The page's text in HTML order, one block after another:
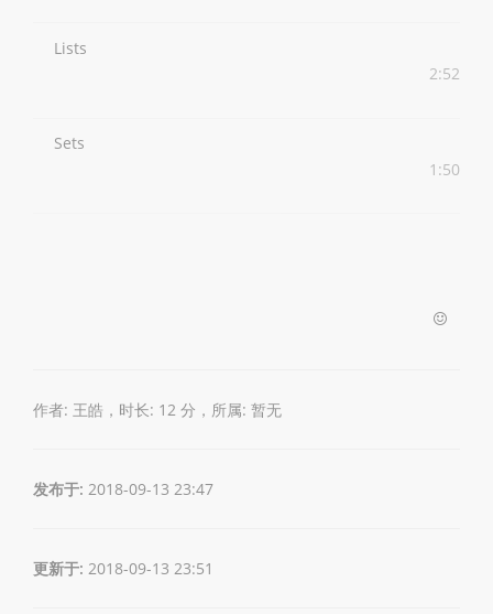
Lists
2:52
Sets
1:50
作者: 王皓，时长: 12 分，所属: 暂无
发布于: 2018-09-13 23:47
更新于: 2018-09-13 23:51